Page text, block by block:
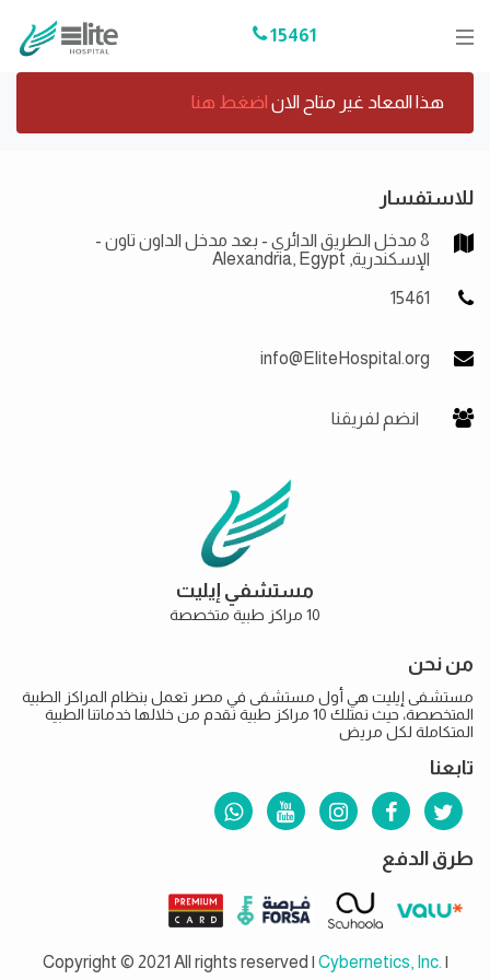
15461
هذا المعاد غير متاح الان اضغط هنا
للاستفسار
8 مدخل الطريق الدائري - بعد مدخل الداون تاون -
الإسكندرية, Alexandria, Egypt
15461
info@EliteHospital.org
انضم لفريقنا
مستشفي إيليت
10 مراكز طبية متخصصة
من نحن
مستشفى إيليت هي أول مستشفى في مصر تعمل بنظام المراكز الطبية
المتخصصة، حيث نمتلك 10 مراكز طبية نقدم من خلالها خدماتنا الطبية
المتكاملة لكل مريض
تابعنا
طرق الدفع
Copyright © 2021 All rights reserved | Cybernetics, Inc. |